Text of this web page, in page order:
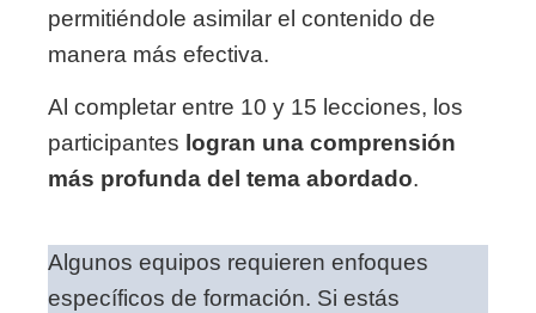
permitiéndole asimilar el contenido de
manera más efectiva.
Al completar entre 10 y 15 lecciones, los
participantes logran una comprensión
más profunda del tema abordado.
Algunos equipos requieren enfoques
específicos de formación. Si estás